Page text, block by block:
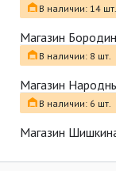
В наличии: 14 шт.
Магазин
В наличии: 8 шт.
Магазин
В наличии: 6 шт.
Магазин